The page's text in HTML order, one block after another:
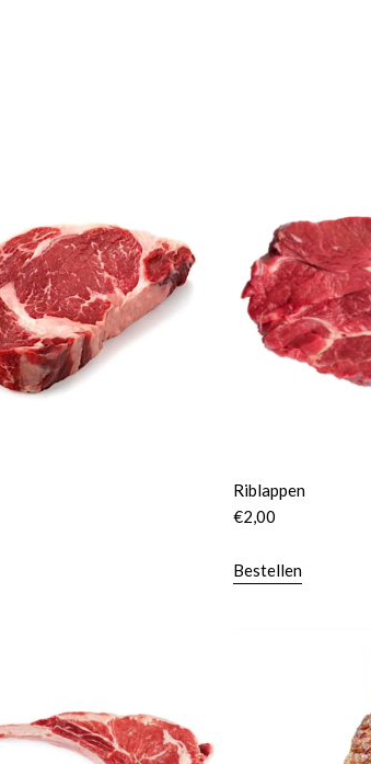
Riblappen
€2,00
Bestellen